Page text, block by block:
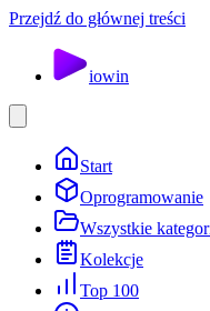
Przejdź do głównej treści
iowin
Start
Oprogramowanie
Wszystkie
Kolekcje
Top 100